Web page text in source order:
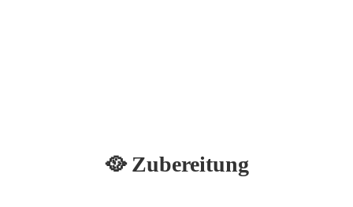
🥘 Zubereitung